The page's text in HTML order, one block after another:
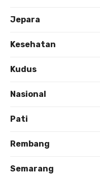
Jepara
Kesehatan
Kudus
Nasional
Pati
Rembang
Semarang